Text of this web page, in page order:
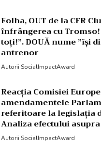
Folha, OUT de la CFR
înfrângerea cu Tromso!
toți!”. DOUĂ nume ”își
antrenor
Autorii SocialImpactAward
Reacția Comisiei
amendamentele
referitoare la legislația
Analiza efectului asupra
Autorii SocialImpactAward